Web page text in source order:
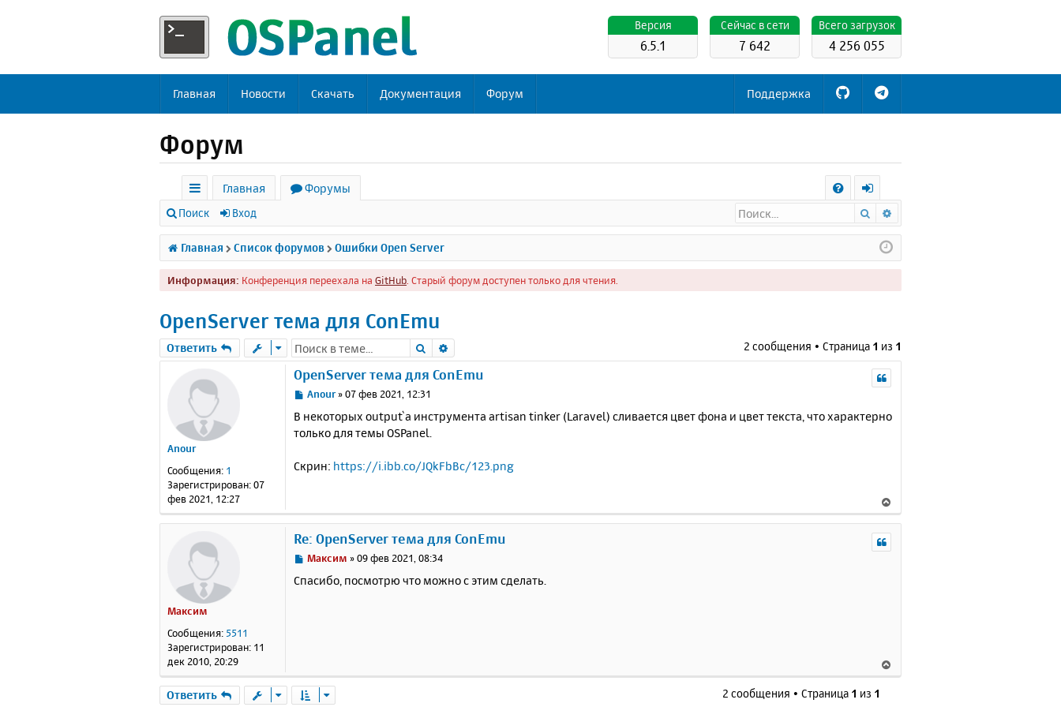
Всего загрузок
4 256 055
Cейчас в сети
7 642
Версия
6.5.1
Главная Новости Скачать Документация Форум Поддержка
Форум
с
ы
л
к
Главная
Форумы
Q
х
о
д
Поиск Вход Поиск
Главная Список форумов Ошибки Open Server
Информация: Конференция переехала на GitHub . Старый форум доступен только для чтения.
OpenServer тема для ConEmu
Ответить Поиск 2 сообщения • Страница 1 из 1
Anour
Сообщения: 1
Зарегистрирован:07
фев 2021, 12:27
OpenServer тема для ConEmu
С
о
б
е
Anour»07 фев 2021, 12:31
В некоторых output`а инструмента artisan tinker (Laravel) сливается цвет фона и цвет текста, что характерно
только для темы OSPanel.
Скрин: https://i.ibb.co/JQkFbBc/123.png
е
ч
Максим
Сообщения: 5511
Зарегистрирован: 11
дек 2010, 20:29
Re: OpenServer тема для ConEmu
С
о
Максим »09 фев 2021, 08:34
Спасибо, посмотрю что можно с этим сделать.
е
Ответить 2 сообщения • Страница 1 из 1